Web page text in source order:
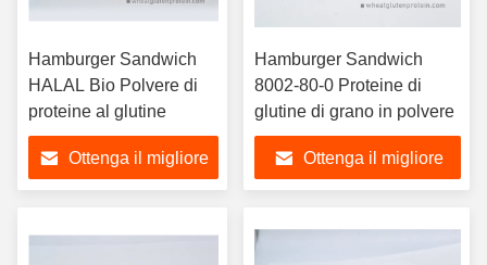
Hamburger Sandwich
HALAL Bio Polvere di
proteine al glutine
Ottenga il migliore
Hamburger Sandwich
8002-80-0 Proteine di
glutine di grano in polvere
Ottenga il migliore